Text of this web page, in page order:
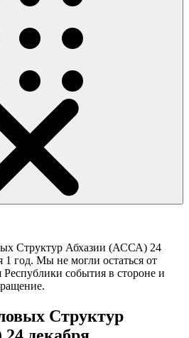
Структур Абхазии (АССА) 24
1 год. Мы не могли остаться от
Республики события в стороне и
Структур